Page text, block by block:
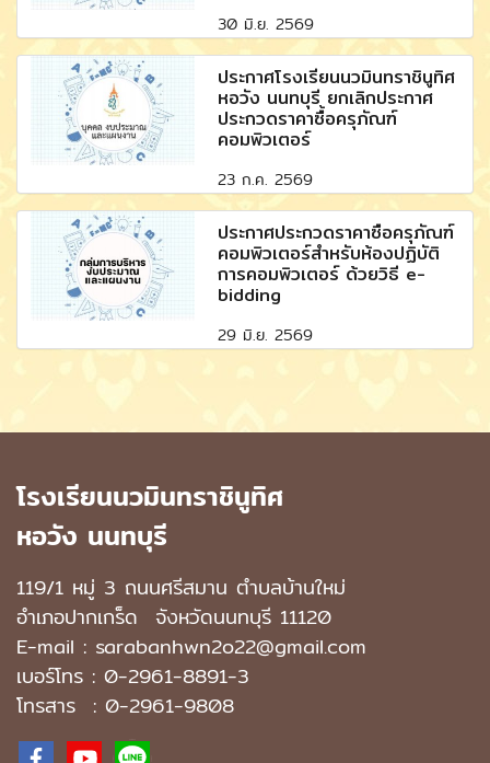
30 มิ.ย. 2569
ประกาศโรงเรียนนวมินทราชินูทิศ
หอวัง นนทบุรี ยกเลิกประกาศ
ประกวดราคาซื้อครุภัณฑ์
คอมพิวเตอร์
23 ก.ค. 2569
ประกาศประกวดราคาซื้อครุภัณฑ์
คอมพิวเตอร์สำหรับห้องปฏิบัติ
การคอมพิวเตอร์ ด้วยวิธี e-
bidding
29 มิ.ย. 2569
โรงเรียนนวมินทราชินูทิศ
หอวัง นนทบุรี
119/1 หมู่ 3 ถนนศรีสมาน ตำบลบ้านใหม่
อำเภอปากเกร็ด จังหวัดนนทบุรี 11120
E-mail : sarabanhwn2o22@gmail.com
เบอร์โทร : 0-2961-8891-3
โทรสาร : 0-2961-9808